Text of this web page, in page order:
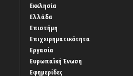
Εκκλησία
Ελλάδα
Επιστήμη
Επιχειρηματικότητα
Εργασία
Ευρωπαϊκή Ένωση
Εφημερίδες